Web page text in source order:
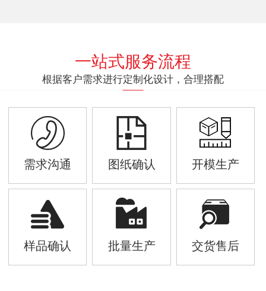
一站式服务流程
根据客户需求进行定制化设计，合理搭配
需求沟通 图纸确认 开模生产
样品确认 批量生产 交货售后